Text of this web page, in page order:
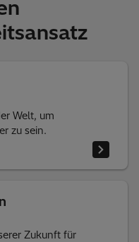
Welt, um
zu sein.
Zukunft für